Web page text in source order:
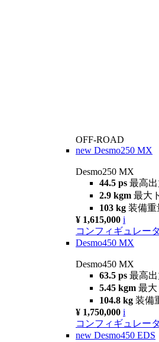
OFF-ROAD
new Desmo250 MX
Desmo250 MX
44.5 ps 最高出
2.9 kgm 最大
103 kg 装備重
¥ 1,615,000 i
コンフィギュレー
Desmo450 MX
Desmo450 MX
63.5 ps 最高出
5.45 kgm 最大
104.8 kg 装備
¥ 1,750,000 i
コンフィギュレー
new Desmo450 EDS